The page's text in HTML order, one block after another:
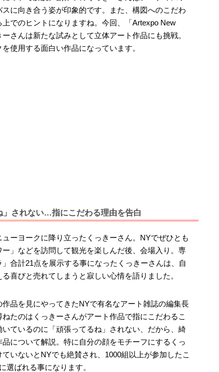
に向き合う姿が印象的です。また、構図へのこだわ
でのヒントになりますね。今回、「Artexpo New
さんは新たな試みとして立体アート作品にも挑戦。
使用する面白い作品になっています。
されない…指にこだわる理由を告白
ーヨークに降り立ったくっきーさん。NYでぜひとも
」などを訪問して観光を楽しんだ後、会場入り。専
合計21点を展示する事になったくっきーさんは、自
喜びと売れてしまうと寂しい心情を語りました。
品を見にやってきたNYで有名なアート雑誌の編集長
たのはくっきーさんがアート作品で指にこだわるこ
ているのに「頑張ってるね」されない、だから、綺
について解説。特に自分の顔をモチーフにするくっ
いないとNYでも絶賛され、1000組以上が参加したこ
選ばれる事になります。